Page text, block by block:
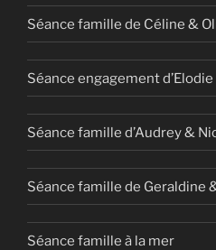
Séance famille de Céline &
Séance engagement
Séance famille d’Audrey &
Séance famille de Geraldine
Séance famille à la mer